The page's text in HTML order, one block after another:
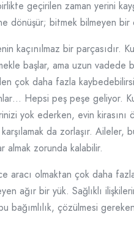
geçirilen zaman yerini
dönüşür; bitmek bilmeyen
kaçınılmaz bir parçasıdır.
başlar, ama uzun vadede
çok daha fazla
Hepsi peş peşe geliyor.
yok ederken, evin kirasını
da zorlaşır. Aileler,
almak zorunda kalabilir.
aracı olmaktan çok daha
ağır bir yük. Sağlıklı
bağımlılık, çözülmesi